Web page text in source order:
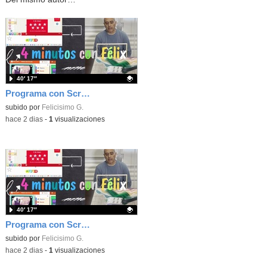
Programa con Scratch, 8 diferentes juegos para vivir la emoción de los partidos de España en el mundial 2026
Contenido educativo.
subido por Felicisimo G.
40′ 17″
-hace 2 dias- 1 visualizaciones
Programa con Scratch juegos con los partidos del mundial 2026 ganados por España
Contenido educativo.
subido por Felicisimo G.
40′ 17″
-hace 2 dias- 1 visualizaciones